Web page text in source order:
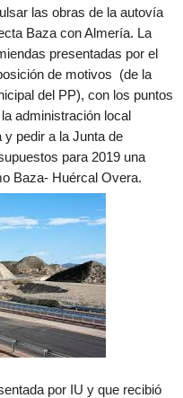
las obras de la autovía
Baza con Almería. La
presentadas por el
de motivos (de la
del PP), con los puntos
administración local
pedir a la Junta de
para 2019 una
Baza- Huércal Overa.
por IU y que recibió